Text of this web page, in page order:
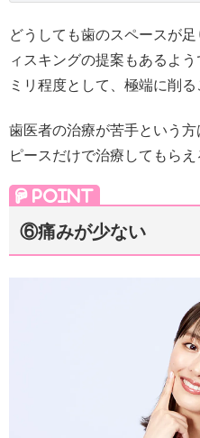
どうしても歯のスペースが
ィスキングの提案もあるよ
ミリ程度として、極端に削
歯医者の治療が苦手という
ピースだけで治療してもら
⑥痛みが少ない